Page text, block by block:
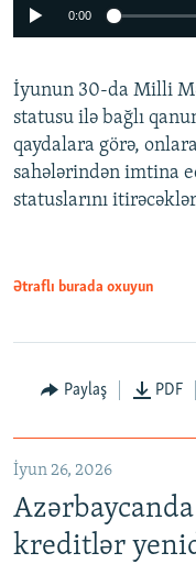
Auto 240p
0:00
İyunun 30-da Milli
statusu ilə bağlı
qaydalara görə,
sahələrindən imtina
statuslarını
Ətraflı burada oxuyun
Paylaş PDF
İyun 26, 2026
kreditlər